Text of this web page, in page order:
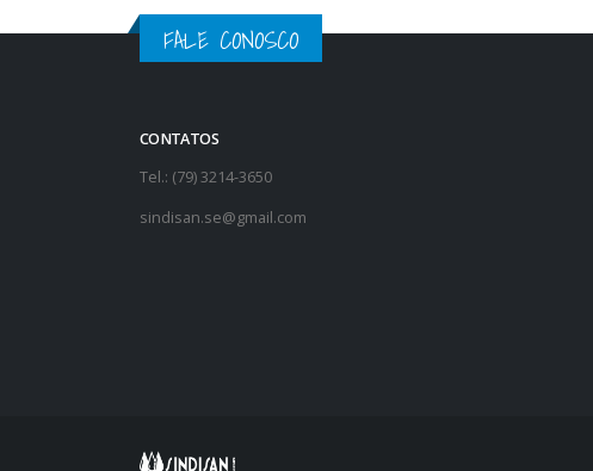
FALE CONOSCO
CONTATOS
Tel.: (79) 3214-3650
sindisan.se@gmail.com